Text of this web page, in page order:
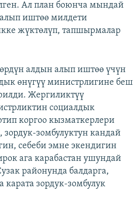
Ал план боюнча мындай
иштөө милдети
жүктөлүп, тапшырмалар
алдын алып иштөө үчүн
өнүгүү министрлигине беш
Жергиликтүү
социалдык
коргоо кызматкерлери
зомбулуктун кандай
себеби эмне экендигин
ага карабастан ушундай
районунда балдарга,
карата зордук-зомбулук